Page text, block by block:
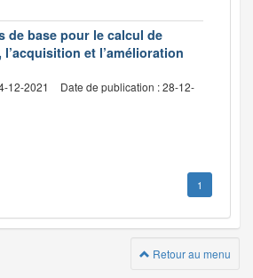
de base pour le calcul de
et l’amélioration
12-2021
Date de publication : 28-12-
1
Retour au menu